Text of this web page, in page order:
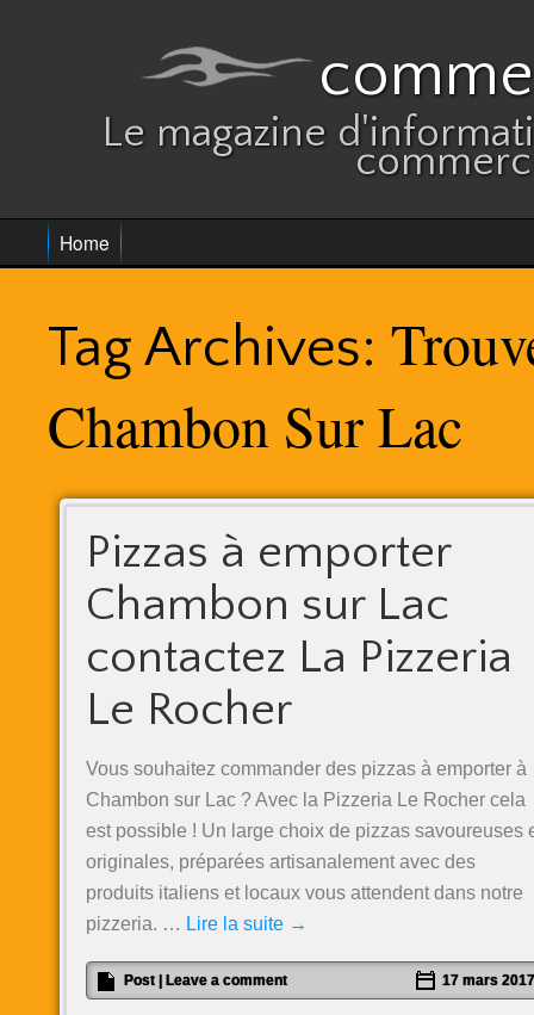
Le magazine
Home
Tag Archives:
Chambon Sur Lac
Pizzas à emporter
Chambon sur Lac
contactez La Pizzeria
Le Rocher
Vous souhaitez commander des pizzas à emporter à
Chambon sur Lac ? Avec la Pizzeria Le Rocher cela
est possible ! Un large choix de pizzas savoureuses
originales, préparées artisanalement avec des
produits italiens et locaux vous attendent dans notre
pizzeria. … Lire la suite →
Post Leave a comment 17 mars 2017